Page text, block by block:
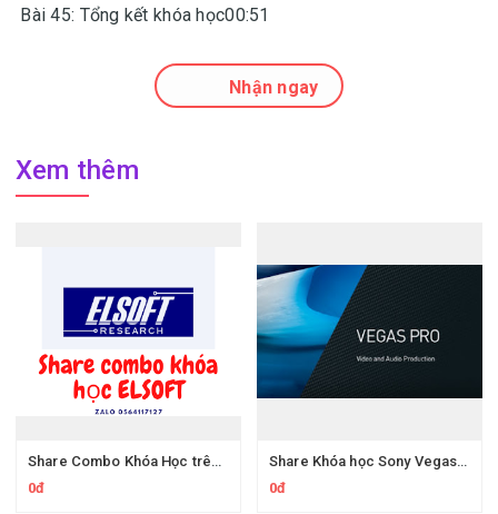
Bài 45: Tổng kết khóa học00:51
Nhận ngay
Xem thêm
Share Combo Khóa Học trên Elsoft.vn
0đ
Share Khóa học Sony Vegas Biên tập Video Tập 2 Các hiệu ứng
0đ